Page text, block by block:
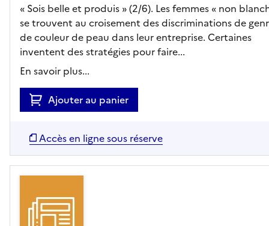
« Sois belle et produis » (2/6). Les femmes « non
se trouvent au croisement des discriminations de
de couleur de peau dans leur entreprise. Certaines
inventent des stratégies pour faire...
En savoir plus...
Ajouter au panier
Accès en ligne sous réserve